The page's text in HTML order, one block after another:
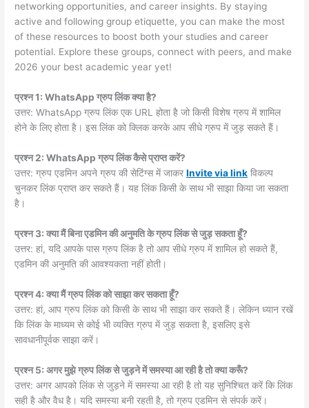
networking opportunities, and career insights. By staying
active and following group etiquette, you can make the most
of these resources to boost both your studies and career
potential. Explore these groups, connect with peers, and make
2026 your best academic year yet!
प्रश्न 1: WhatsApp ग्रुप लिंक क्या है?
उत्तर: WhatsApp ग्रुप लिंक एक URL होता है जो किसी विशेष ग्रुप में शामिल
होने के लिए होता है। इस लिंक को क्लिक करके आप सीधे ग्रुप में जुड़ सकते हैं।
प्रश्न 2: WhatsApp ग्रुप लिंक कैसे प्राप्त करें?
उत्तर: ग्रुप एडमिन अपने ग्रुप की सेटिंग्स में जाकरInvite via link विकल्प
चुनकर लिंक प्राप्त कर सकते हैं। यह लिंक किसी के साथ भी साझा किया जा सकता
है।
प्रश्न 3: क्या मैं बिना एडमिन की अनुमति के ग्रुप लिंक से जुड़ सकता हूँ?
उत्तर: हां, यदि आपके पास ग्रुप लिंक है तो आप सीधे ग्रुप में शामिल हो सकते हैं,
एडमिन की अनुमति की आवश्यकता नहीं होती।
प्रश्न 4: क्या मैं ग्रुप लिंक को साझा कर सकता हूँ?
उत्तर: हां, आप ग्रुप लिंक को किसी के साथ भी साझा कर सकते हैं। लेकिन ध्यान रखें
कि लिंक के माध्यम से कोई भी व्यक्ति ग्रुप में जुड़ सकता है, इसलिए इसे
सावधानीपूर्वक साझा करें।
प्रश्न 5: अगर मुझे ग्रुप लिंक से जुड़ने में समस्या आ रही है तो क्या करूँ?
उत्तर: अगर आपको लिंक से जुड़ने में समस्या आ रही है तो यह सुनिश्चित करें कि लिंक
सही है और वैध है। यदि समस्या बनी रहती है, तो ग्रुप एडमिन से संपर्क करें।